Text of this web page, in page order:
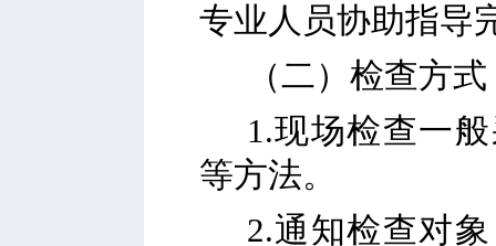
专业人员协助指导
（二）检查方式
1.现场检查一
等方法。
2.通知检查对